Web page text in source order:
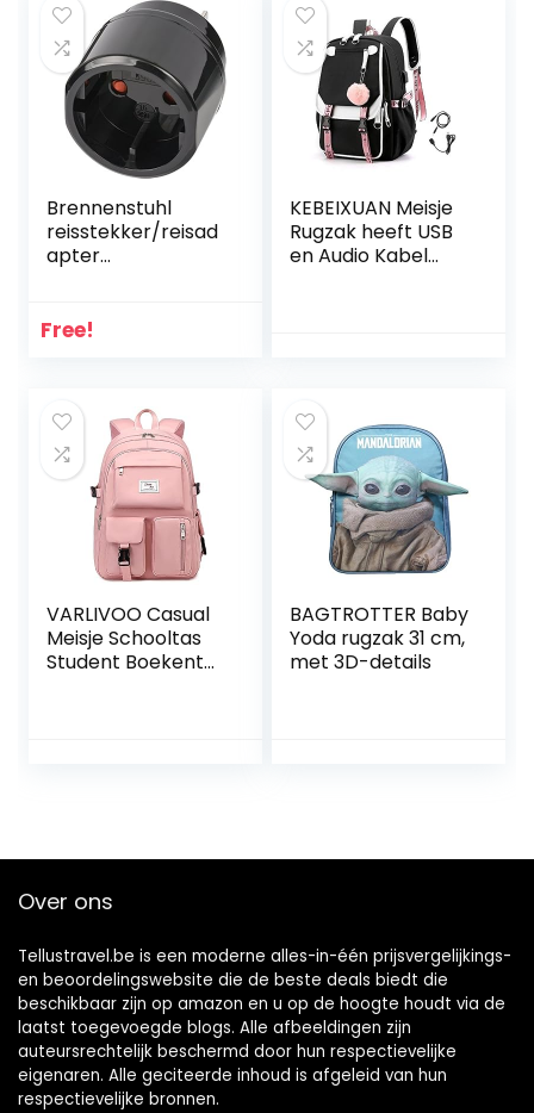
Brennenstuhl
reisstekker/reisad
apter
Japan
Free!
KEBEIXUAN Meisje
Rugzak heeft USB
en Audio Kabel
VARLIVOO Casual
Meisje Schooltas
Student Boekentas
Polyester Roze
BAGTROTTER Baby
Yoda rugzak 31 cm,
met 3D-details
Over ons
Tellustravel.be is een moderne alles-in-één prijsvergelijkings-
en beoordelingswebsite die de beste deals biedt die
beschikbaar zijn op amazon en u op de hoogte houdt via de
laatst toegevoegde blogs. Alle afbeeldingen zijn
auteursrechtelijk beschermd door hun respectievelijke
eigenaren. Alle geciteerde inhoud is afgeleid van hun
respectievelijke bronnen.